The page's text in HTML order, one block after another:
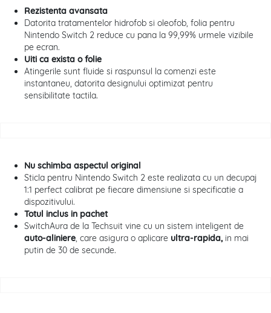
Rezistenta avansata
Datorita tratamentelor hidrofob si oleofob, folia pentru
Nintendo Switch 2 reduce cu pana la 99,99% urmele vizibile
pe ecran.
Uiti ca exista o folie
Atingerile sunt fluide si raspunsul la comenzi este
instantaneu, datorita designului optimizat pentru
sensibilitate tactila.
Nu schimba aspectul original
Sticla pentru Nintendo Switch 2 este realizata cu un decupaj
1:1 perfect calibrat pe fiecare dimensiune si specificatie a
dispozitivului.
Totul inclus in pachet
SwitchAura de la Techsuit vine cu un sistem inteligent de
auto-aliniere, care asigura o aplicare ultra-rapida,in mai
putin de 30 de secunde.